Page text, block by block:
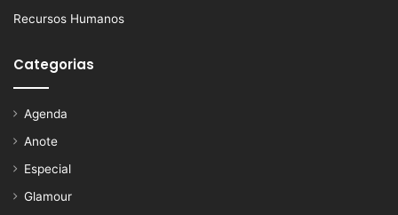
Recursos Humanos
Categorias
Agenda
Anote
Especial
Glamour